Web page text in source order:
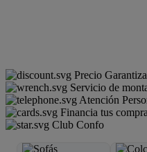
Precio
Servicio de
Atención
Financia tus
Club Confo